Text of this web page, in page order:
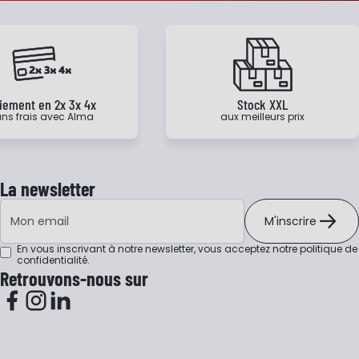
en 2x 3x 4x
frais avec Alma
Stock XXL
aux meilleurs prix
La newsletter
Adresse e-mail
M'inscrire
En vous inscrivant à notre newsletter, vous acceptez notrepolitique de
confidentialité.
Retrouvons-nous sur